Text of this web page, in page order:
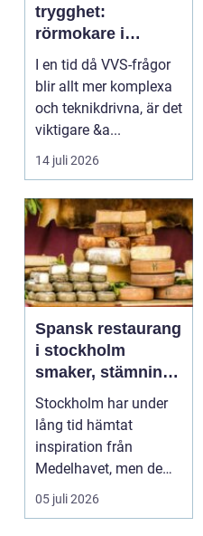
trygghet:
rörmokare i
jämtland
I en tid då VVS-frågor
blir allt mer komplexa
och teknikdrivna, är det
viktigare &a...
14 juli 2026
Spansk restaurang
i stockholm
smaker, stämning
och smarta val
Stockholm har under
lång tid hämtat
inspiration från
Medelhavet, men de
senaste åren har
spanska res...
05 juli 2026